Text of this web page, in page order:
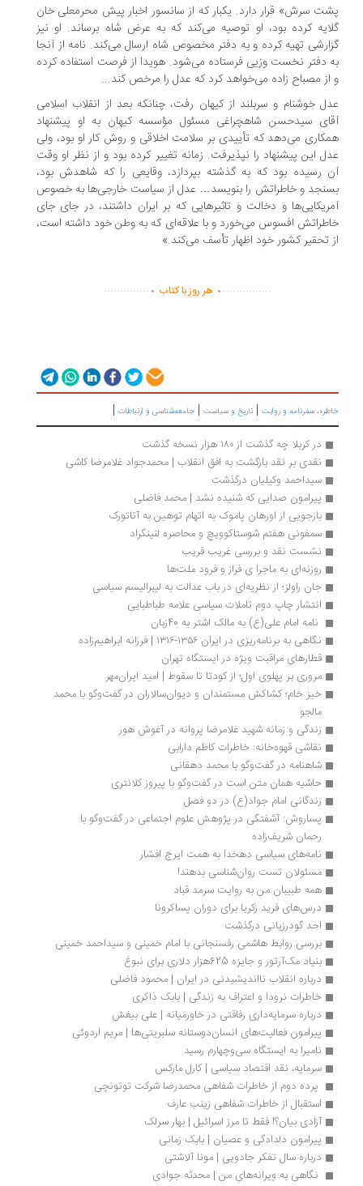
پشت سرش» قرار دارد. یکبار که از سانسور اخبار پیش محرمعلی خان
گلایه کرده بود، او توصیه می‌کند که به عرض شاه برساند. او نیز
گزارشی تهیه کرده و به دفتر مخصوص شاه ارسال می‌کند. نامه از آنجا
به دفتر نخست وزیی فرستاده می‌شود. هویدا از فرصت استفاده کرده
و از مصباح زاده می‌خواهد کرد که عدل را مرخص کند...
عدل خوشنام و سربلند از کیهان رفت، چنانکه بعد از انقلاب اسلامی
آقای سیدحسن شاهچراغی مسئول مؤسسه کیهان به او پیشنهاد
همکاری می‌دهد که تأییدی بر سلامت اخلاقی و روش کار او بود، ولی
عدل این پیشنهاد را نپذیرفت. زمانه تغییر کرده بود و از نظر او وقت
آن رسیده بود که به گذشته بپردازد، وقایعی را که شاهدش بود،
بسنجد و خاطراتش را بنویسد… عدل از سیاست خارجی‌ها به خصوص
آمریکایی‌ها و دخالت و تاثیرهایی که بر ایران داشتند، در جای جای
خاطراتش افسوس می‌خورد و با علاقه‌ای که به وطن خود داشته است،
از تحقیر کشور خود اظهار تأسف می‌کند.»
...............
. هر روز با کتاب .
..............
خاطره، سفرنامه‌ و روایت | تاریخ و سیاست | جامعه‌شناسی و ارتباطات |
در کربلا چه گذشت از ۱۸۰ هزار نسخه گذشت
نقدی بر نقد بازگشت به افق انقلاب | محمدجواد غلامرضا کاشی
سیداحمد وکیلیان درگذشت
پیرامون صدایی که شنیده نشد | محمد فاضلی
بازجویی از اورهان پاموک به‌ اتهام توهین به آتاتورک
سمفونی هفتم شوستاکوویچ و محاصره لنینگراد
نشست نقد و بررسی غریب قریب
روزنه‌ای به ماجرا ی فراز و فرود ملت‌ها
جان راولز؛ از نظریه‌ای در باب عدالت به لیبرالیسم سیاسی
انتشار چاپ دوم تاملات سیاسی علامه طباطبایی
نامه امام علی(ع) به مالک اشتر به 40زبان
نگاهی به برنامه‌ریزی در ایران ۱۳۵۶-۱۳۱۶ | فرزانه ابراهیم‌زاده
قطارهای مراقبت‌ ویژه در ایستگاه تهران
مروری بر پهلوی اول؛ از کودتا تا سقوط | امید ایران‌مهر
مالجو
زندگی و زمانه شهید غلامرضا پروانه در آغوش هور
نقاشی قهوه‌خانه: خاطرات کاظم دارابی
شاهنامه در گفت‌وگو با محمد دهقانی
حاشیه همان متن است در گفت‌وگو با پیروز کلانتری
زندگانی امام جواد(ع) در دو فصل
رحمان شریف‌زاده
نامه‌های سیاسی دهخدا به همت ایرج افشار
مسئولان تست روان‌شناسی بدهند!
همه طبیبان من به روایت سرمد قباد
درس‌های فرید زکریا برای دوران پساکرونا
احد گودرزیانی درگذشت
بررسی روابط هاشمی رفسنجانی با امام خمینی و سیداحمد خمینی
بنیاد مک‌آرتور و جایزه 625‌هزار دلاری برای نبوغ
درباره انقلاب نااندیشیدنی در ایران | محمود فاضلی
خاطرات نرودا و اعتراف به زندگی | بابک ذاکری
درباره سرمایه‌داری رفاقتی در خاورمیانه | علی بیغش
پیرامون فعالیت‌های انسان‌دوستانه سلبریتی‌ها | مریم اردوئی
نامیرا به ایستگاه سی‌وچهارم رسید
سرمایه، نقد اقتصاد سیاسی | کارل مارکس
پرده دوم از خاطرات شفاهی محمدرضا شرکت توتونچی
استقبال از خاطرات شفاهی زینب عارف
آزادی بیان؟! فقط تا مرز اسرائیل | بهار سرلک
پیرامون دلدادگی و عصیان | بابک زمانی
درباره سال تفکر جادویی | مونا آلاشتی
نگاهی به ویرانه‌های من | محدثه جوادی